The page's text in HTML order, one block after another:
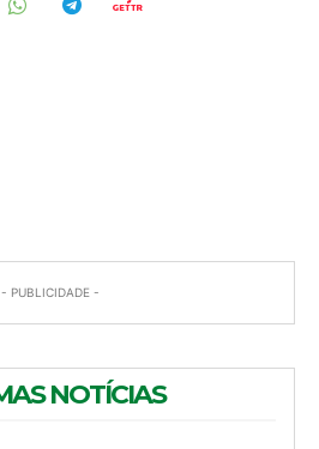
- PUBLICIDADE -
NOTÍCIAS